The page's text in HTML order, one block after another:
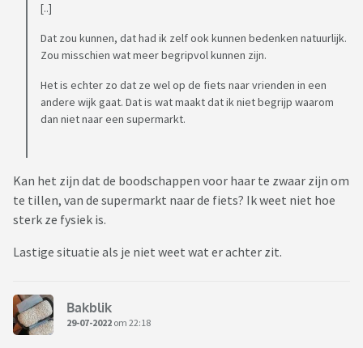
[..]
Dat zou kunnen, dat had ik zelf ook kunnen bedenken natuurlijk.
Zou misschien wat meer begripvol kunnen zijn.
Het is echter zo dat ze wel op de fiets naar vrienden in een
andere wijk gaat. Dat is wat maakt dat ik niet begrijp waarom
dan niet naar een supermarkt.
Kan het zijn dat de boodschappen voor haar te zwaar zijn om
te tillen, van de supermarkt naar de fiets? Ik weet niet hoe
sterk ze fysiek is.
Lastige situatie als je niet weet wat er achter zit.
Bakblik
29-07-2022 om 22:18